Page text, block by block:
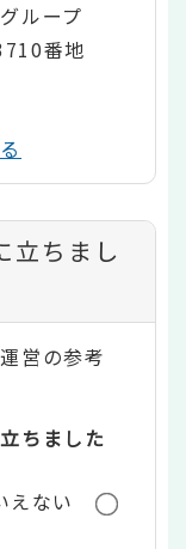
ループ
番地
立ちまし
営の参考
ちました
えない